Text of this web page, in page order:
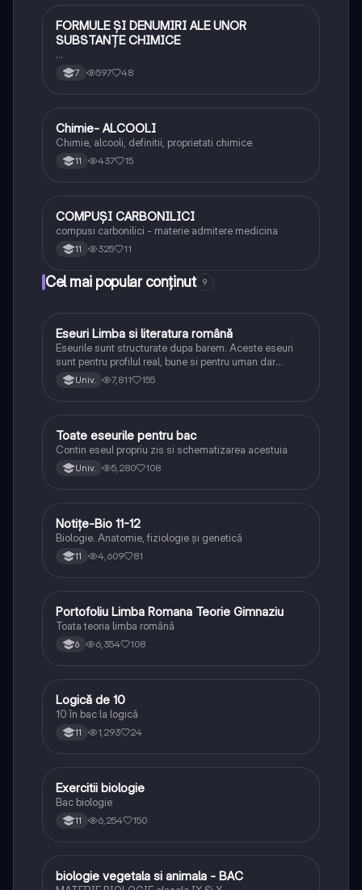
Chimie
FORMULE ȘI DENUMIRI ALE UNOR
SUBSTANȚE CHIMICE
…
7 597 48
Chimie
Chimie- ALCOOLI
Chimie, alcooli, definitii, proprietati chimice
11 437 15
Chimie
COMPUȘI CARBONILICI
compusi carbonilici - materie admitere medicina
11 325 11
Cel mai popular conținut 9
Limba și literatura română
Eseuri Limba si literatura română
Eseurile sunt structurate dupa barem. Aceste eseuri
sunt pentru profilul real, bune si pentru uman dar
lipsesc relatiile dintre personaje si caracrerizarile.
Univ. 7,811 155
Limba și literatura română
Toate eseurile pentru bac
Contin eseul propriu zis si schematizarea acestuia
Univ. 5,280 108
Biologie
Notițe-Bio 11-12
Biologie. Anatomie, fiziologie și genetică
11 4,609 81
Limba și literatura română
Portofoliu Limba Romana Teorie Gimnaziu
Toata teoria limba română
6 6,354 108
Logică
Logică de 10
10 în bac la logică
11 1,293 24
EBiologie
Exercitii biologie
Bac biologie
11 6,254 150
BBiologie
biologie vegetala si animala - BAC